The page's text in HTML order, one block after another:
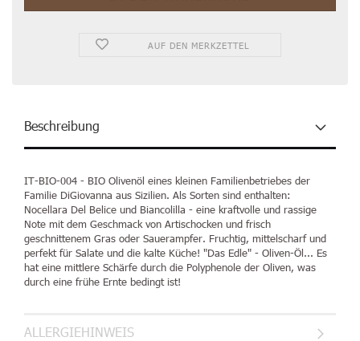
AUF DEN MERKZETTEL
Beschreibung
IT-BIO-004 - BIO Olivenöl eines kleinen Familienbetriebes der
Familie DiGiovanna aus Sizilien. Als Sorten sind enthalten:
Nocellara Del Belice und Biancolilla - eine kraftvolle und rassige
Note mit dem Geschmack von Artischocken und frisch
geschnittenem Gras oder Sauerampfer. Fruchtig, mittelscharf und
perfekt für Salate und die kalte Küche! "Das Edle" - Oliven-Öl... Es
hat eine mittlere Schärfe durch die Polyphenole der Oliven, was
durch eine frühe Ernte bedingt ist!
ALLERGIEHINWEIS